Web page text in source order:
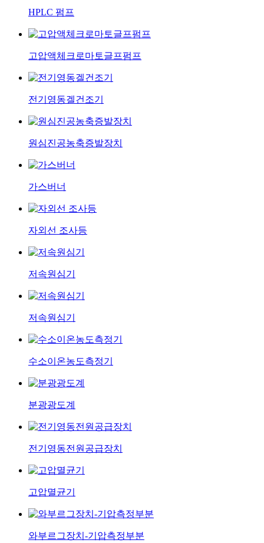
HPLC 펌프
고압액체크로마토글프펌프
전기영동겔건조기
원심진공농축증발장치
가스버너
자외선 조사등
저속원심기
저속원심기
수소이온농도측정기
분광광도계
전기영동전원공급장치
고압멸균기
와부르그장치-기압측정부분